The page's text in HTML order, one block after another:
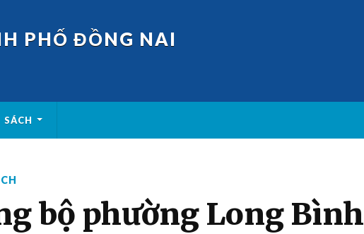
PHỐ ĐỒNG NAI
SÁCH
bộ phường Long Bình